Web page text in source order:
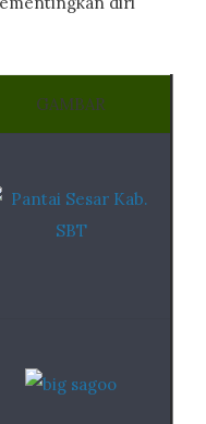
GAMBAR